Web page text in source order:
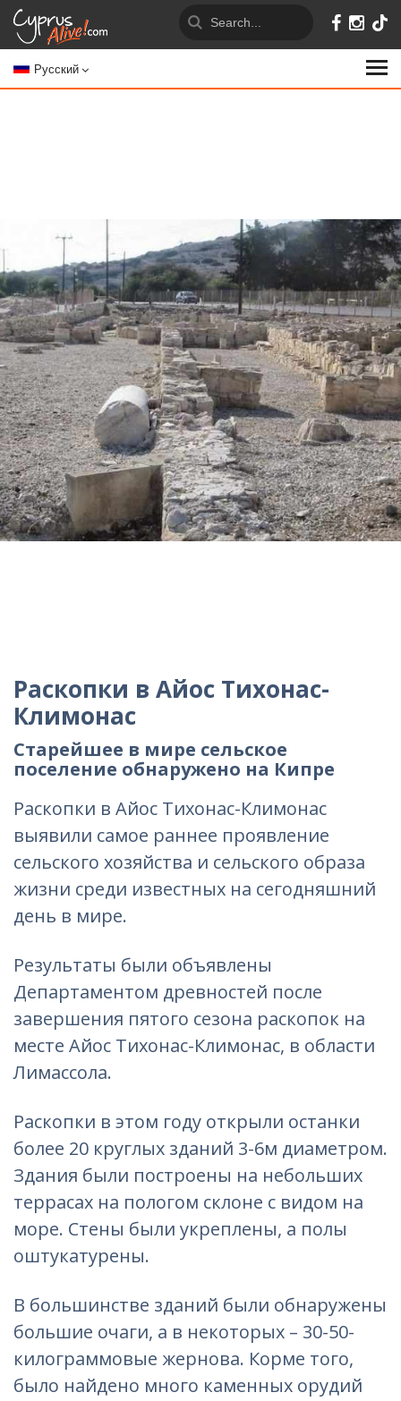
Русский
Раскопки в Айос Тихонас-
Климонас
Старейшее в мире сельское
поселение обнаружено на Кипре
Раскопки в Айос Тихонас-Климонас
выявили самое раннее проявление
сельского хозяйства и сельского образа
жизни среди известных на сегодняшний
день в мире.
Результаты были объявлены
Департаментом древностей после
завершения пятого сезона раскопок на
месте Айос Тихонас-Климонас, в области
Лимассола.
Раскопки в этом году открыли останки
более 20 круглых зданий 3-6м диаметром.
Здания были построены на небольших
террасах на пологом склоне с видом на
море. Стены были укреплены, а полы
оштукатурены.
В большинстве зданий были обнаружены
большие очаги, а в некоторых – 30-50-
килограммовые жернова. Корме того,
было найдено много каменных орудий